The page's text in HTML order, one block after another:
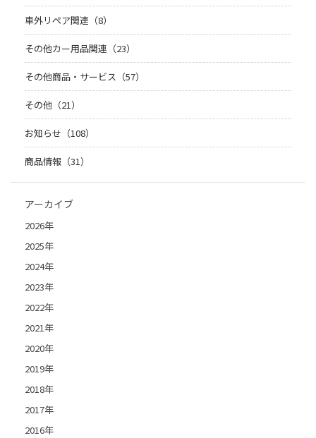
車外リペア関連（8）
その他カー用品関連（23）
その他商品・サービス（57）
その他（21）
お知らせ（108）
商品情報（31）
アーカイブ
2026年
2025年
2024年
2023年
2022年
2021年
2020年
2019年
2018年
2017年
2016年